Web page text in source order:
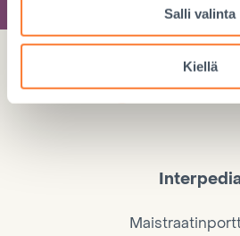
Salli valinta
Kiellä